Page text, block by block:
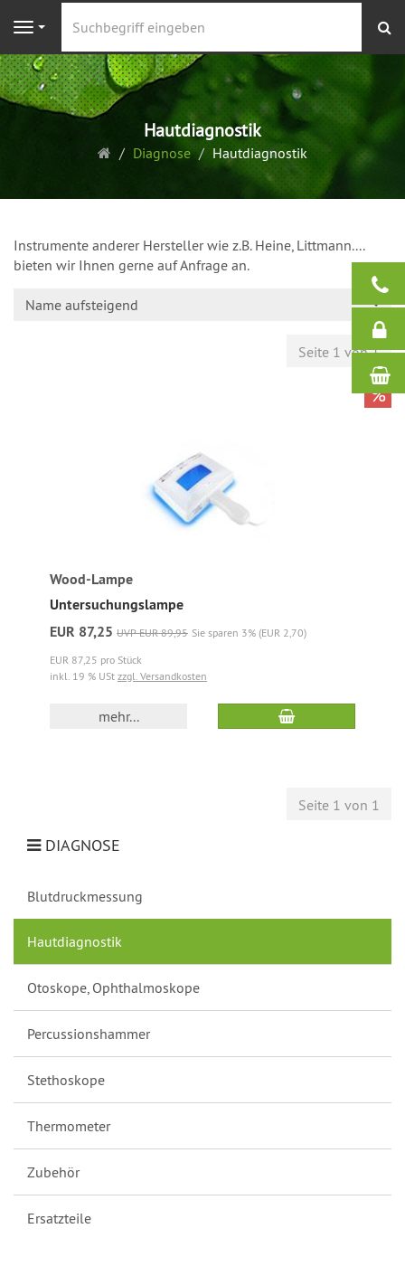
Navigation
Hautdiagnostik
Startseite
Diagnose Hautdiagnostik
Instrumente anderer Hersteller wie z.B. Heine, Littmann....
bieten wir Ihnen gerne auf Anfrage an.
Name aufsteigend
Seite 1 von 1
Wood-Lampe
Untersuchungslampe
EUR 87,25 UVP EUR 89,95 Sie sparen 3% (EUR 2,70)
EUR 87,25 pro Stück
inkl. 19 % USt zzgl. Versandkosten
mehr...
%
Seite 1 von 1
DIAGNOSE
Blutdruckmessung
Hautdiagnostik
Otoskope, Ophthalmoskope
Percussionshammer
Stethoskope
Thermometer
Zubehör
Ersatzteile